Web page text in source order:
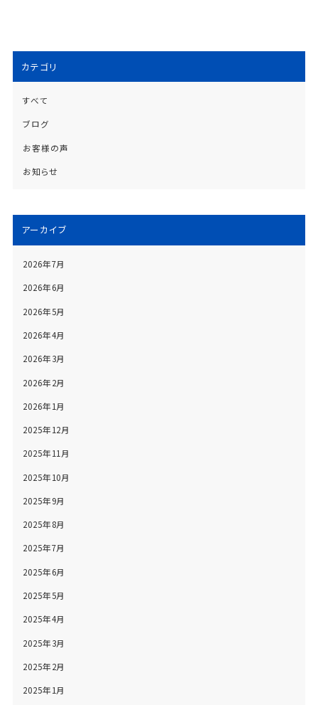
カテゴリ
すべて
ブログ
お客様の声
お知らせ
アーカイブ
2026年7月
2026年6月
2026年5月
2026年4月
2026年3月
2026年2月
2026年1月
2025年12月
2025年11月
2025年10月
2025年9月
2025年8月
2025年7月
2025年6月
2025年5月
2025年4月
2025年3月
2025年2月
2025年1月